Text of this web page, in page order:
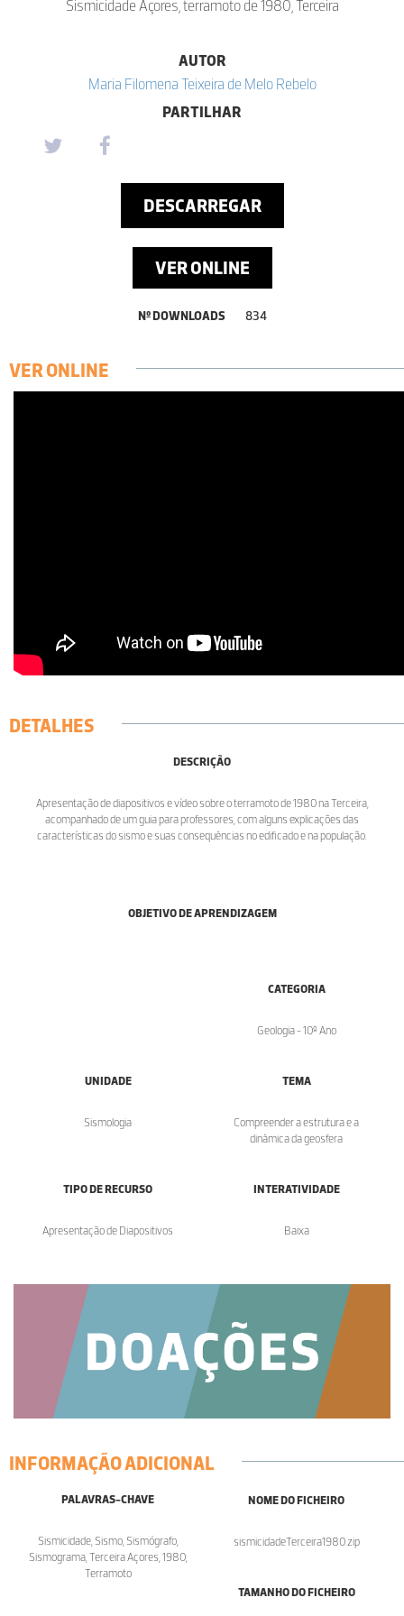
Sismicidade Açores, terramoto de 1980, Terceira
AUTOR
Maria Filomena Teixeira de Melo Rebelo
PARTILHAR
DESCARREGAR
VER ONLINE
Nº DOWNLOADS 834
VER ONLINE
DETALHES
DESCRIÇÃO
Apresentação de diapositivos e vídeo sobre o terramoto de 1980 na Terceira,
acompanhado de um guia para professores, com alguns explicações das
características do sismo e suas consequências no edificado e na população.
OBJETIVO DE APRENDIZAGEM
CATEGORIA
Geologia - 10º Ano
UNIDADE
Sismologia
TEMA
Compreender a estrutura e a
dinâmica da geosfera
TIPO DE RECURSO
Apresentação de Diapositivos
INTERATIVIDADE
Baixa
INFORMAÇÃO ADICIONAL
PALAVRAS-CHAVE
Sismicidade, Sismo, Sismógrafo,
Sismograma, Terceira Açores, 1980,
Terramoto
NOME DO FICHEIRO
sismicidadeTerceira1980.zip
TAMANHO DO FICHEIRO